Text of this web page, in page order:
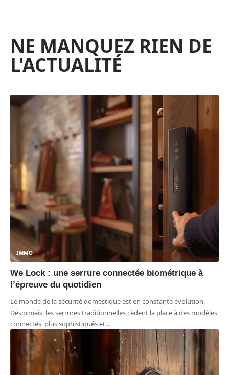
NE MANQUEZ RIEN DE
L'ACTUALITÉ
IMMO
We Lock : une serrure connectée biométrique à
l’épreuve du quotidien
Le monde de la sécurité domestique est en constante évolution.
Désormais, les serrures traditionnelles cèdent la place à des modèles
connectés, plus sophistiqués et…